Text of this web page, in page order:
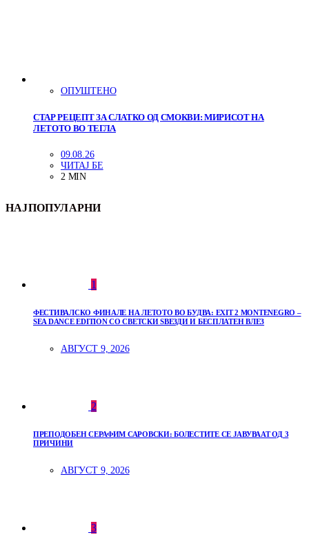
ОПУШТЕНО
СТАР РЕЦЕПТ ЗА СЛАТКО ОД СМОКВИ: МИРИСОТ НА
ЛЕТОТО ВО ТЕГЛА
09.08.26
ЧИТАЈ БЕ
2 MIN
НАЈПОПУЛАРНИ
1
ФЕСТИВАЛСКО ФИНАЛЕ НА ЛЕТОТО ВО БУДВА: EXIT 2 MONTENEGRO –
SEA DANCE EDITION СО СВЕТСКИ ЅВЕЗДИ И БЕСПЛАТЕН ВЛЕЗ
АВГУСТ 9, 2026
2
ПРЕПОДОБЕН СЕРАФИМ САРОВСКИ: БОЛЕСТИТЕ СЕ ЈАВУВААТ ОД 3
ПРИЧИНИ
АВГУСТ 9, 2026
3